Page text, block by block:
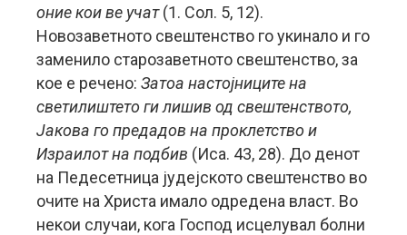
оние кои ве учат(1. Сол. 5, 12).
Новозаветното свештенство го укинало и го
заменило старозаветното свештенство, за
кое е речено: Затоа настојниците на
светилиштето ги лишив од свештенството,
Јакова го предадов на проклетство и
Израилот на подбив (Иса. 43, 28). До денот
на Педесетница јудејското свештенство во
очите на Христа имало одредена власт. Во
некои случаи, кога Господ исцелувал болни